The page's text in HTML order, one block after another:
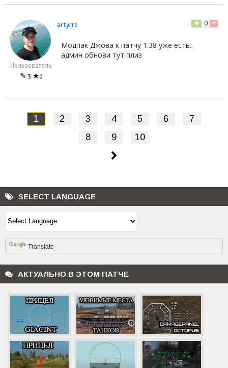
Пользователь
✎ 3 ★0
artyrro 0
Модпак Джова к патчу 1.38 уже есть..
админ обнови тут плиз
1 2 3 4 5 6
7
8
9 10
SELECT LANGUAGE
Translate
АКТУАЛЬНО В ЭТОМ ПАТЧЕ